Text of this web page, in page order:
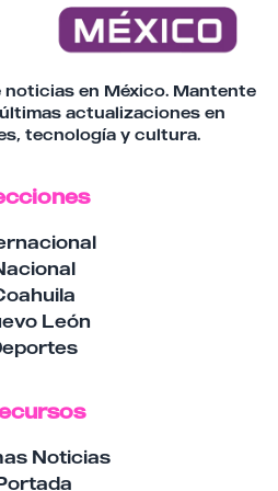
en México. Mantente
actualizaciones en
tecnología y cultura.
León
Noticias